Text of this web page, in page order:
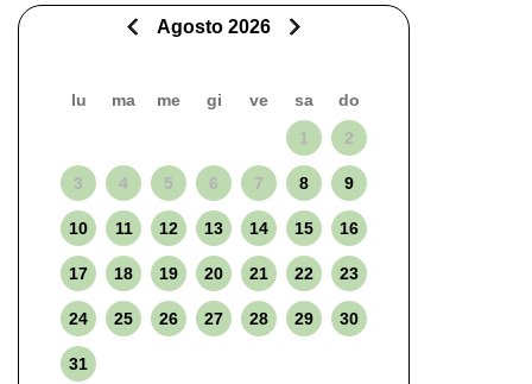
Agosto 2026
lu ma me gi ve sa
do
1
2
3 4 5 6 7 8 9
10 11 12 13 14 15 16
17 18 19 20 21 22 23
24 25 26 27 28 29 30
31